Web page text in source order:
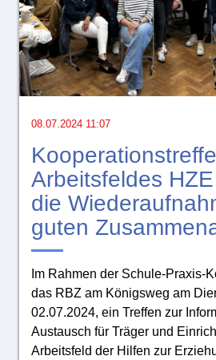
08.07.2024 11:07
Arbeitsfeldes
die
guten
Im Rahmen der Schule-Praxis-
das RBZ am Königsweg am
02.07.2024, ein Treffen zur
Austausch für Träger und
Arbeitsfeld der Hilfen zur